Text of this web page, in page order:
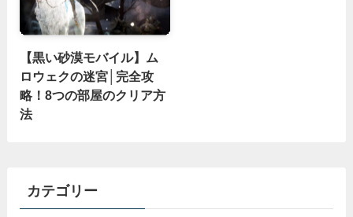
【黒い砂漠モバイル】ム
ロウェクの迷宮│完全攻
略！8つの部屋のクリア方
法
カテゴリー